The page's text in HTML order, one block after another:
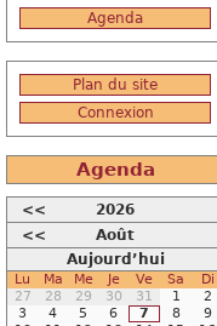
Agenda
Plan du site
Connexion
Agenda
<<
2026
<<
Août
Aujourd’hui
Lu Ma Me Je Ve Sa
Di
27
28 29 30 31 1
2
3
4 5 6 7 8
9